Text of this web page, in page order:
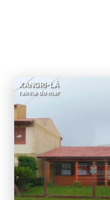
XANGRI-LÁ
rainha do mar